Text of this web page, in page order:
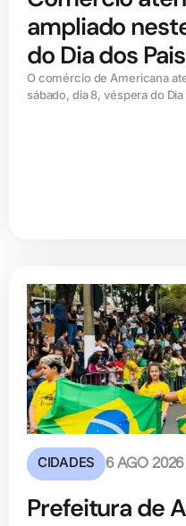
ampliado
do Dia dos Pais
O comércio de Americana
sábado, dia 8, véspera do
CIDADES 6 AGO 2026
Prefeitura de